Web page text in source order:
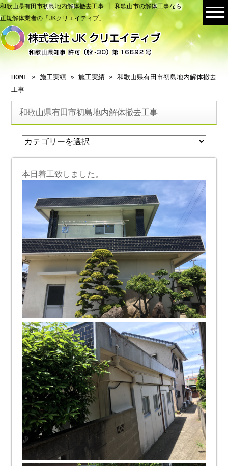
和歌山県有田市初島地内解体撤去工事 | 和歌山市の解体工事なら
正規解体業者の「JKクリエイティブ」
HOME »施工実績 »施工実績 » 和歌山県有田市初島地内解体撤去
工事
和歌山県有田市初島地内解体撤去工事
本日着工致しました。